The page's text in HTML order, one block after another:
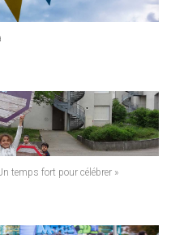
temps fort pour célébrer »